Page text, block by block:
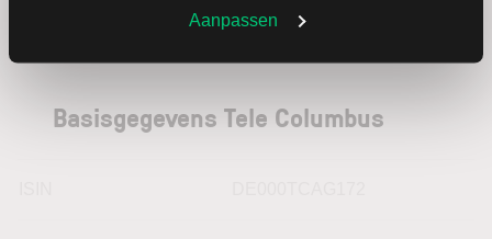
Aanpassen
Basisgegevens Tele Columbus